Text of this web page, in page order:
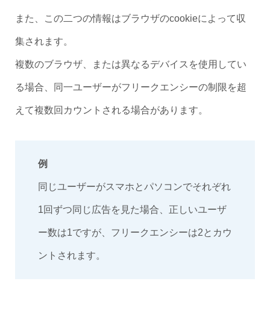
また、この二つの情報はブラウザのcookieによって収
集されます。
複数のブラウザ、または異なるデバイスを使用してい
る場合、同一ユーザーがフリークエンシーの制限を超
えて複数回カウントされる場合があります。
例
同じユーザーがスマホとパソコンでそれぞれ
1回ずつ同じ広告を見た場合、正しいユーザ
ー数は1ですが、フリークエンシーは2とカウ
ントされます。